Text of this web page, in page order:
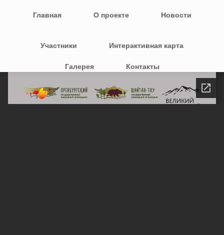
Главное меню
Главная О проекте Новости
Участники Интерактивная карта
Галерея Контакты